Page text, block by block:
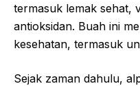
termasuk lemak sehat,
antioksidan. Buah ini
kesehatan, termasuk
Sejak zaman dahulu,